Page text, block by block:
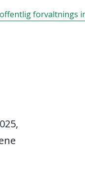
forvaltnings